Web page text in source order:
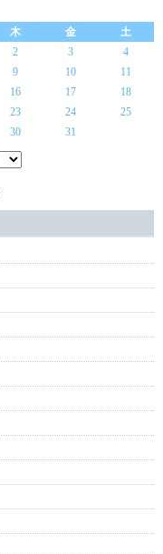
木 金
土
2 3
4
9 10
11
16 17
18
23 24
25
30 31